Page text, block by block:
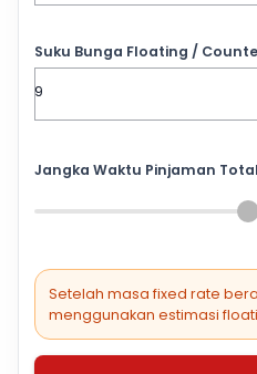
Suku Bunga Floating /
Jangka Waktu Pinjaman
Setelah masa fixed rate
menggunakan estimasi